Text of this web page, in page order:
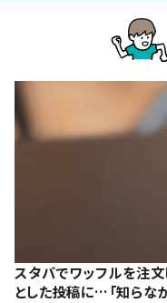
スタバでワッフルを注
とした投稿に…「知らな